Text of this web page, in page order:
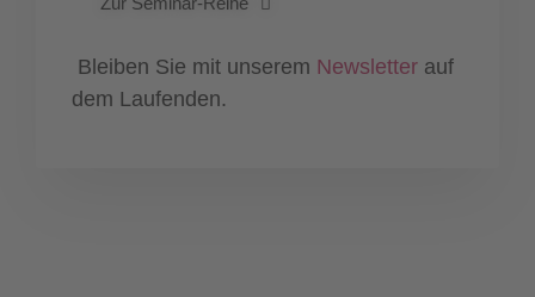
Bleiben Sie mit unserem Newsletter auf
dem Laufenden.